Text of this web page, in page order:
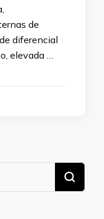
de
diferencial
elevada …